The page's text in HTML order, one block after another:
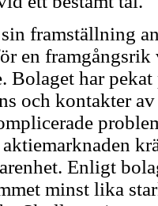
framställning
en
Bolaget har
och kontakter
aktiemarknaden
Enligt
minst lika